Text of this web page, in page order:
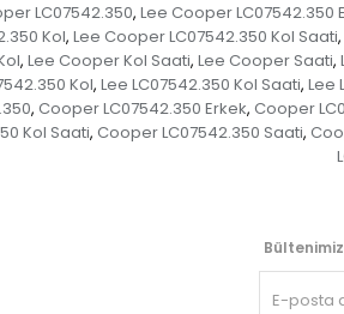
LC07542.350, Lee Cooper LC07542.350
Kol, Lee Cooper LC07542.350 Kol Saati,
, Lee Cooper Kol Saati, Lee Cooper Saati,
Kol, Lee LC07542.350 Kol Saati, Lee
, Cooper LC07542.350 Erkek, Cooper
Kol Saati, Cooper LC07542.350 Saati,